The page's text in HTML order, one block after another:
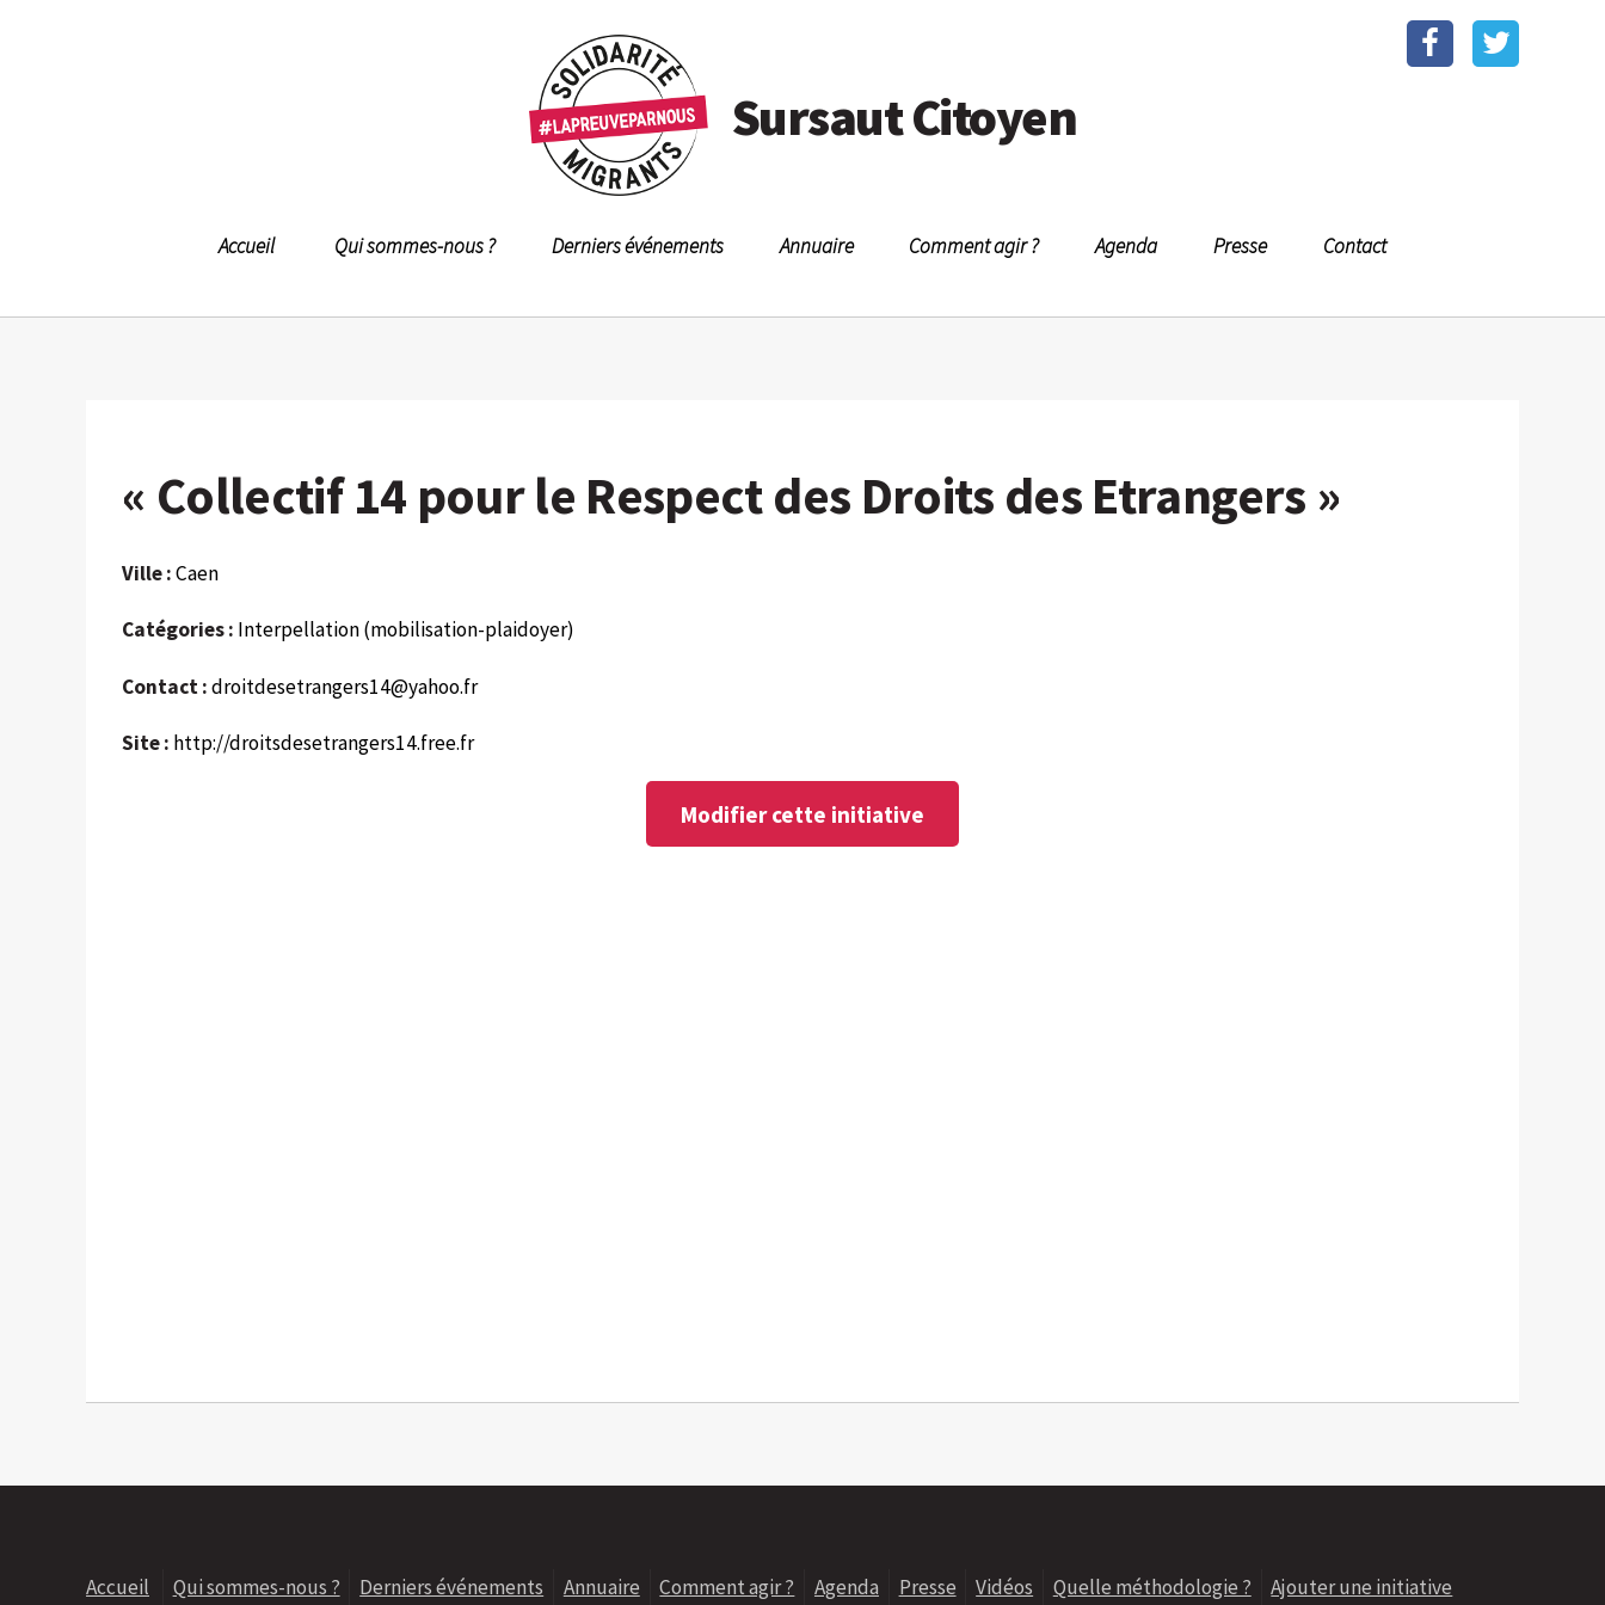
Sursaut Citoyen
Accueil Qui sommes-nous ? Derniers événements Annuaire Comment agir ? Agenda Presse Contact
« Collectif 14 pour le Respect des Droits des Etrangers »
Ville :Caen
Catégories : Interpellation (mobilisation-plaidoyer)
Contact :droitdesetrangers14@yahoo.fr
Site : http://droitsdesetrangers14.free.fr
Modifier cette initiative
Accueil Qui sommes-nous ? Derniers événements Annuaire Comment agir ? Agenda Presse Vidéos Quelle méthodologie ? Ajouter une initiative